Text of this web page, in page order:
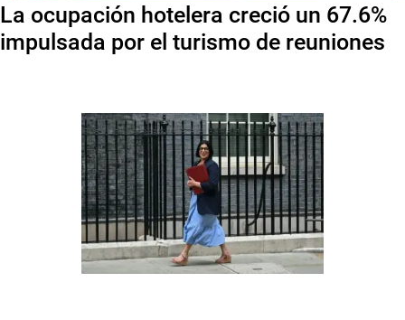
La ocupación hotelera creció un 67.6%
impulsada por el turismo de reuniones